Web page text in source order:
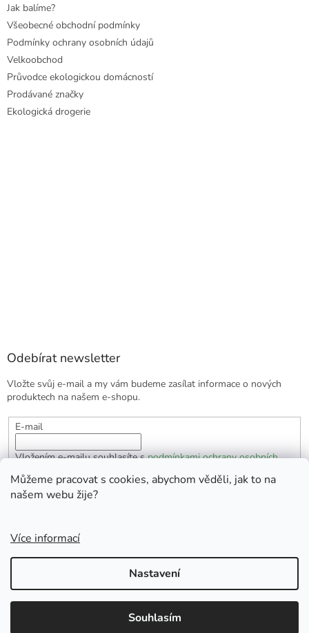
Můžeme pracovat s cookies, abychom věděli, jak to na
našem webu žije?
Více informací
Nastavení
Souhlasím
Jak balíme?
Všeobecné obchodní podmínky
Podmínky ochrany osobních údajů
Velkoobchod
Průvodce ekologickou domácností
Prodávané značky
Ekologická drogerie
Odebírat newsletter
Vložte svůj e-mail a my vám budeme zasílat informace o nových
produktech na našem e-shopu.
E-mail
Vložením e-mailu souhlasíte spodmínkami ochrany osobních
PŘIHLÁSIT SE
Copyright 2026EKOlogická domácnost. Všechna práva
vyhrazena.